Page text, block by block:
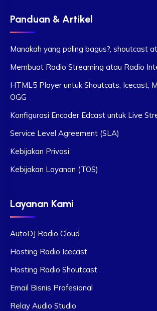
Panduan & Artikel
Manakah yang paling bagus?, shoutcast
Membuat Radio Streaming atau Radio
HTML5 Player untuk Shoutcats, Icecast,
OGG
Konfigurasi Encoder Edcast untuk Live
Service Level Agreement (SLA)
Kebijakan Privasi
Kebijakan Layanan (TOS)
Layanan Kami
AutoDJ Radio Cloud
Hosting Radio Icecast
Hosting Radio Shoutcast
Email Bisnis Profesional
Relay Audio Studio